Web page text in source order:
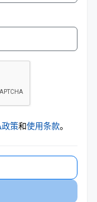
政策和使用条款。